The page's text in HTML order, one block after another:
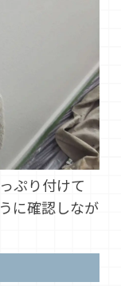
ぷり付けて
に確認しなが